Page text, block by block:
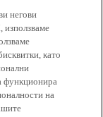
негови
използваме
като
функционира
на